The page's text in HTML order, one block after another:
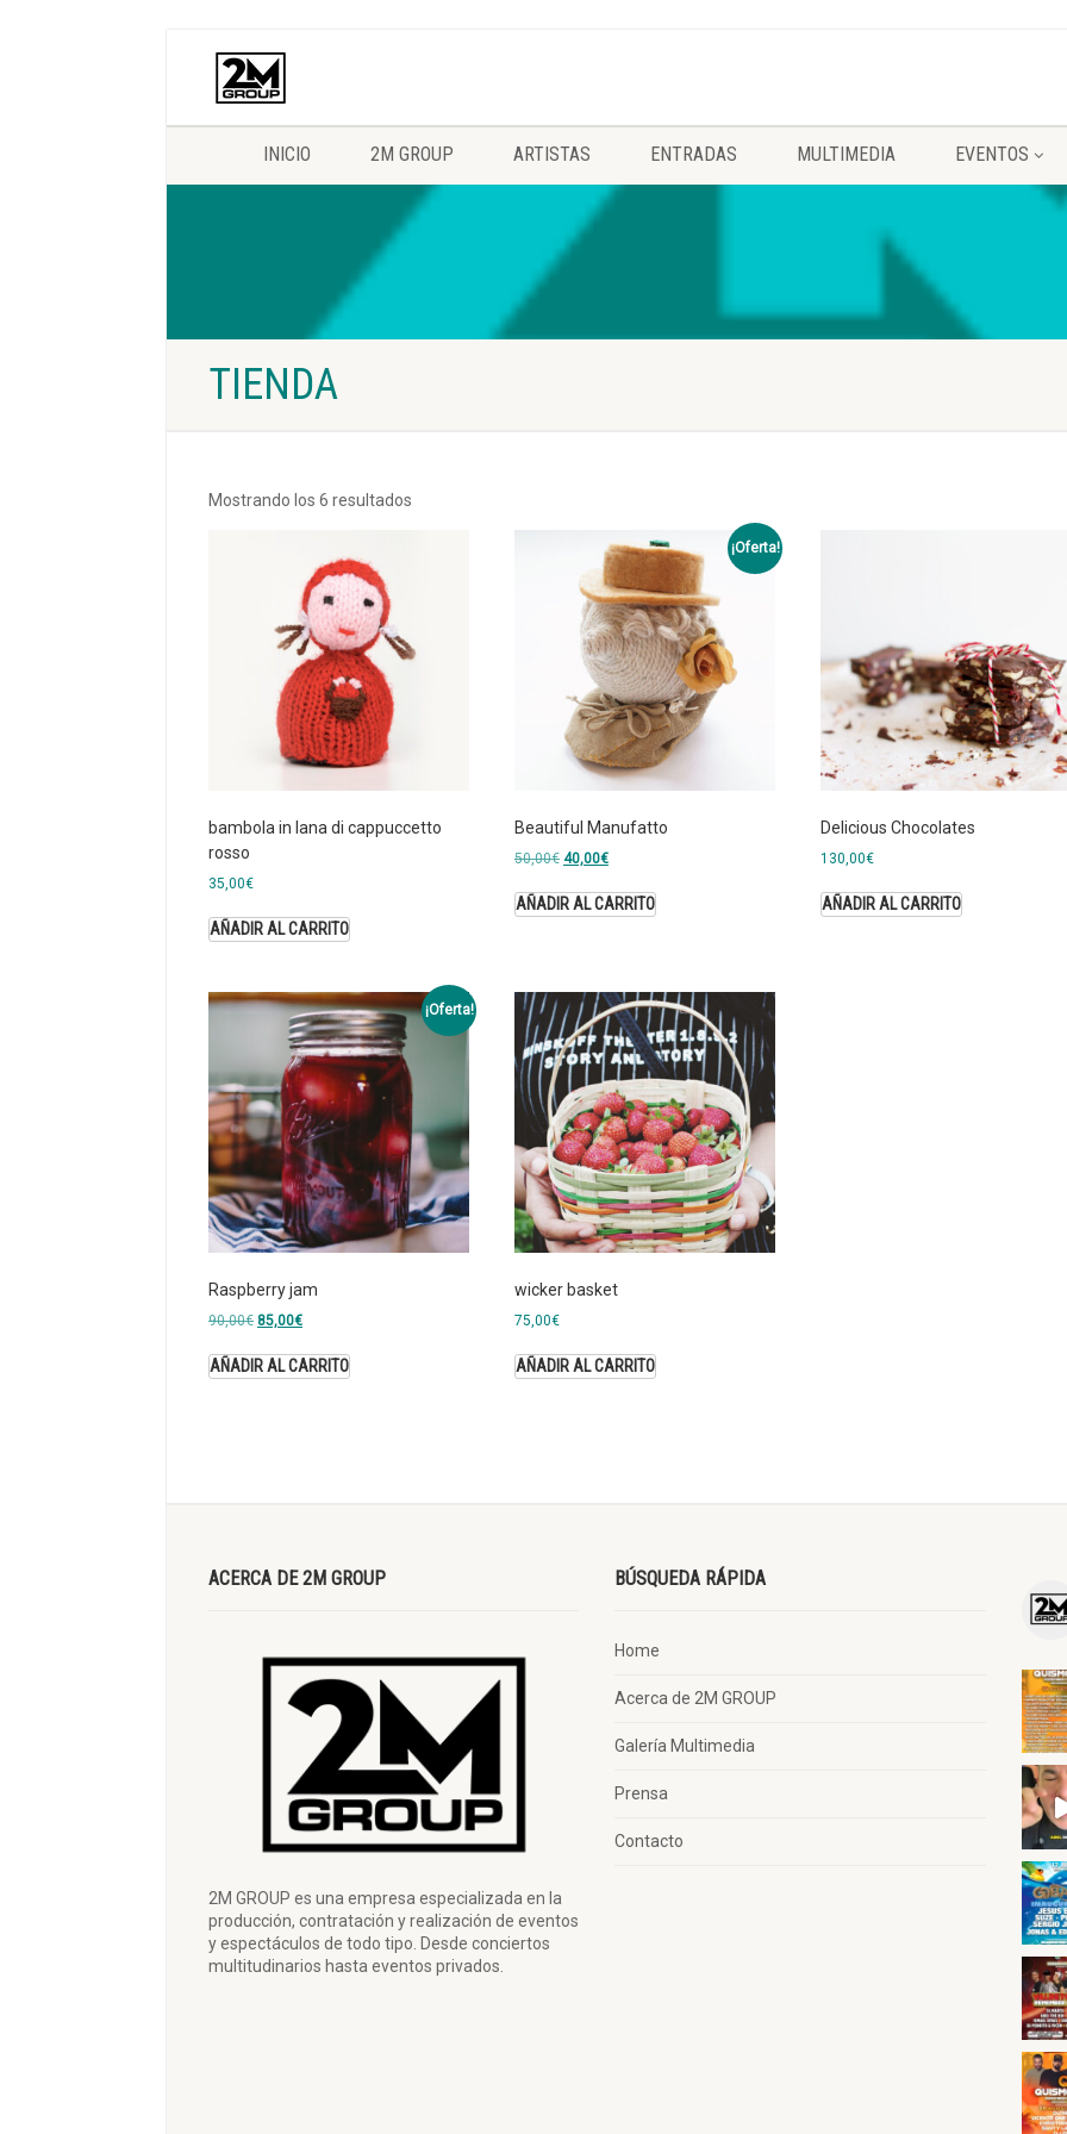
INICIO 2M GROUP ARTISTAS ENTRADAS MULTIMEDIA EVENTOS
TIENDA
Mostrando los 6 resultados
bambola in lana di cappuccetto
rosso
35,00€
AÑADIR AL CARRITO
¡Oferta!
Beautiful Manufatto
50,00€ 40,00€
AÑADIR AL CARRITO
Delicious Chocolates
130,00€
AÑADIR AL CARRITO
¡Oferta!
Raspberry jam
90,00€ 85,00€
AÑADIR AL CARRITO
wicker basket
75,00€
AÑADIR AL CARRITO
ACERCA DE 2M GROUP
2M GROUP es una empresa especializada en la
producción, contratación y realización de eventos
y espectáculos de todo tipo. Desde conciertos
multitudinarios hasta eventos privados.
BÚSQUEDA RÁPIDA
Home
Acerca de 2M GROUP
Galería Multimedia
Prensa
Contacto